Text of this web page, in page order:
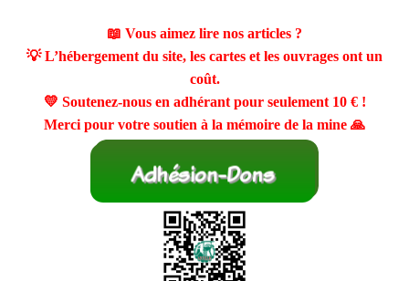
📖 Vous aimez lire nos articles ?
💡 L’hébergement du site, les cartes et les ouvrages ont un
coût.
💛 Soutenez-nous en adhérant pour seulement 10 €!
Merci pour votre soutien à la mémoire de la mine 🙏